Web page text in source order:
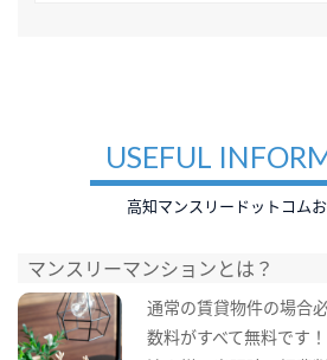
USEFUL
高知マンスリードットコム
マンスリーマンションとは？
通常の賃貸物件の場合
数料がすべて無料です！